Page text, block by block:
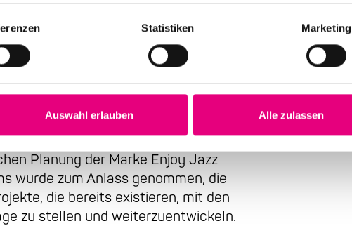
Statistiken Marketing
Auswahl erlauben Alle zulassen
neue kreative Schaffensprozesse des
Planung der Marke Enjoy Jazz
wurde zum Anlass genommen, die
die bereits existieren, mit den
zu stellen und weiterzuentwickeln.